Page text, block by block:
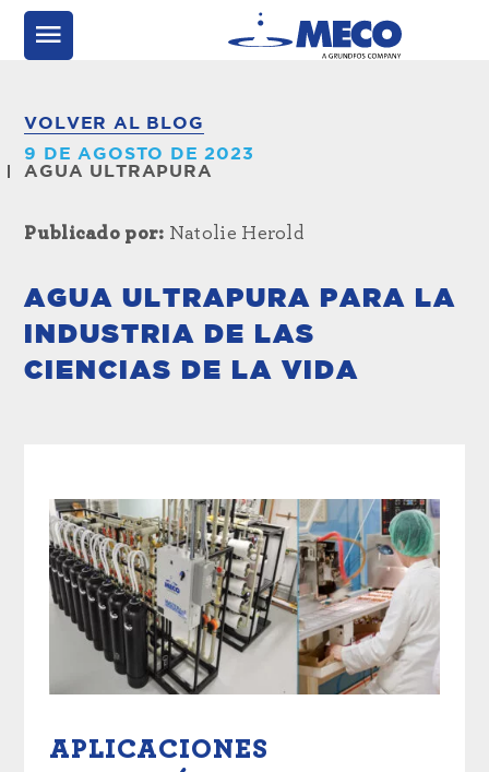
VOLVER AL BLOG
9 DE AGOSTO DE 2023
AGUA ULTRAPURA
Publicado por: Natolie Herold
AGUA ULTRAPURA PARA LA
INDUSTRIA DE LAS
CIENCIAS DE LA VIDA
APLICACIONES